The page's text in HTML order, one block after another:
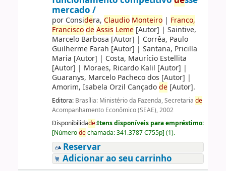
mercado /
por Considera, Claudio Monteiro| Franco,
Francisco de Assis Leme[Autor] | Saintive,
Marcelo Barbosa [Autor] | Corrêa, Paulo
Guilherme Farah [Autor] | Santana, Pricilla
Maria [Autor] | Costa, Maurício Estellita
[Autor] | Moraes, Ricardo Kalil [Autor] |
Guaranys, Marcelo Pacheco dos [Autor] |
Amorim, Isabela Orzil Cançadode[Autor].
Editora: Brasília: Ministério da Fazenda, Secretaria de
Acompanhamento Econômico (SEAE), 2002
Disponibilidade:Itens disponíveis para empréstimo:
[Númerodechamada:341.3787 C755p] (1).
Reservar
Adicionar ao seu carrinho